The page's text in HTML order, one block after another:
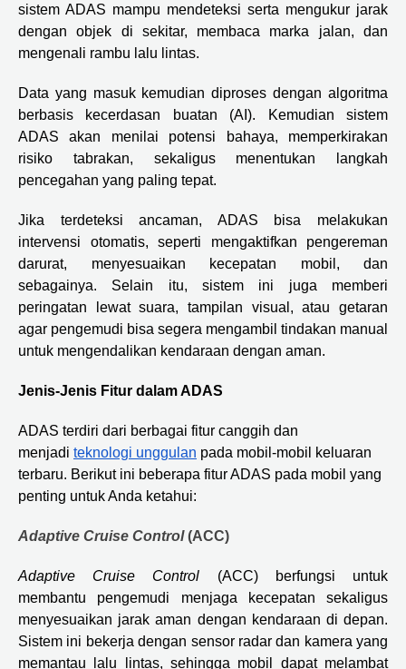
sistem ADAS mampu mendeteksi serta mengukur jarak
dengan objek di sekitar, membaca marka jalan, dan
mengenali rambu lalu lintas.
Data yang masuk kemudian diproses dengan algoritma
berbasis kecerdasan buatan (AI). Kemudian sistem
ADAS akan menilai potensi bahaya, memperkirakan
risiko tabrakan, sekaligus menentukan langkah
pencegahan yang paling tepat.
Jika terdeteksi ancaman, ADAS bisa melakukan
intervensi otomatis, seperti mengaktifkan pengereman
darurat, menyesuaikan kecepatan mobil, dan
sebagainya. Selain itu, sistem ini juga memberi
peringatan lewat suara, tampilan visual, atau getaran
agar pengemudi bisa segera mengambil tindakan manual
untuk mengendalikan kendaraan dengan aman.
Jenis-Jenis Fitur dalam ADAS
ADAS terdiri dari berbagai fitur canggih dan
menjadi teknologi unggulan pada mobil-mobil keluaran
terbaru. Berikut ini beberapa fitur ADAS pada mobil yang
penting untuk Anda ketahui:
Adaptive Cruise Control(ACC)
Adaptive Cruise Control (ACC) berfungsi untuk
membantu pengemudi menjaga kecepatan sekaligus
menyesuaikan jarak aman dengan kendaraan di depan.
Sistem ini bekerja dengan sensor radar dan kamera yang
memantau lalu lintas, sehingga mobil dapat melambat